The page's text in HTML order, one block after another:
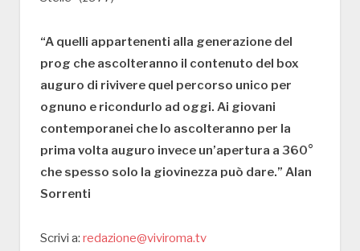
“A quelli appartenenti alla generazione del
prog che ascolteranno il contenuto del box
auguro di rivivere quel percorso unico per
ognuno e ricondurlo ad oggi. Ai giovani
contemporanei che lo ascolteranno per la
prima volta auguro invece un’apertura a 360°
che spesso solo la giovinezza può dare.” Alan
Sorrenti
Scrivi a: redazione@viviroma.tv